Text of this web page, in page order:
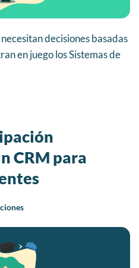
decisiones basadas
en juego los Sistemas de
CRM para